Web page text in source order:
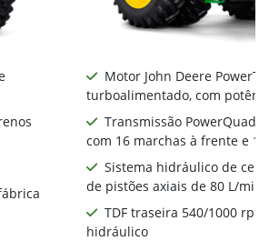
Motor John Deere
turboalimentado, com
Transmissão PowerQuad
com 16 marchas à frente e
Sistema hidráulico de
de pistões axiais de 80 L/min
TDF traseira 540/1000
hidráulico